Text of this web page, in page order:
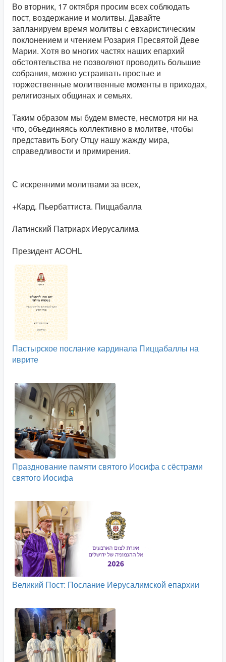
Во вторник, 17 октября просим всех соблюдать
пост, воздержание и молитвы. Давайте
запланируем время молитвы с евхаристическим
поклонением и чтением Розария Пресвятой Деве
Марии. Хотя во многих частях наших епархий
обстоятельства не позволяют проводить большие
собрания, можно устраивать простые и
торжественные молитвенные моменты в приходах,
религиозных общинах и семьях.
Таким образом мы будем вместе, несмотря ни на
что, объединяясь коллективно в молитве, чтобы
представить Богу Отцу нашу жажду мира,
справедливости и примирения.
С искренними молитвами за всех,
+Кард. Пьербаттиста. Пиццабалла
Латинский Патриарх Иерусалима
Президент ACOHL
Пастырское послание кардинала Пиццабаллы на
иврите
Празднование памяти святого Иосифа с сёстрами
святого Иосифа
Великий Пост: Послание Иерусалимской епархии